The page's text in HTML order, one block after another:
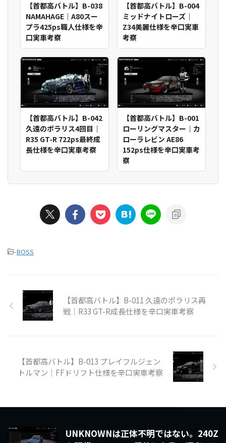
【首都高バトル】B-038
NAMAHAGE｜A80スー
プラ425ps職人仕様を辛
口実車考察
【首都高バトル】B-004
ミッドナイトローズ｜
Z34美麗仕様を辛口実車
考察
【首都高バトル】B-042
久遠のポラリス4回目｜
R35 GT-R 722ps最終成
長仕様を辛口実車考察
【首都高バトル】B-001
ローリングマスター｜カ
ローラレビン AE86
152ps仕様を辛口実車考
察
-BOSS
【首都高バトル】B-011 久遠のポラリス再
戦｜R33 GT-R成長仕様を辛口実車考察
【首都高バトル】B-013 プレイフルジェン
トルマン｜FFドリフト仕様を辛口実車考察
UNKNOWNは正体不明ではない。240Z